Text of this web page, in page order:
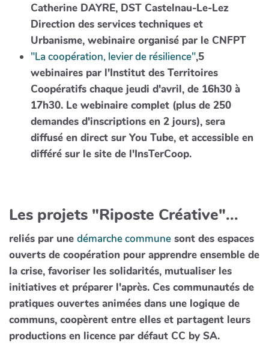
Catherine DAYRE, DST Castelnau-Le-Lez
Direction des services techniques et
Urbanisme, webinaire organisé par le CNFPT
"La coopération, levier de résilience",5
webinaires par l'Institut des Territoires
Coopératifs chaque jeudi d'avril, de 16h30 à
17h30. Le webinaire complet (plus de 250
demandes d'inscriptions en 2 jours), sera
diffusé en direct sur You Tube, et accessible en
différé sur le site de l'InsTerCoop.
Les projets "Riposte Créative"...
reliés par une démarche commune sont des espaces
ouverts de coopération pour apprendre ensemble de
la crise, favoriser les solidarités, mutualiser les
initiatives et préparer l'après. Ces communautés de
pratiques ouvertes animées dans une logique de
communs, coopèrent entre elles et partagent leurs
productions en licence par défaut CC by SA.